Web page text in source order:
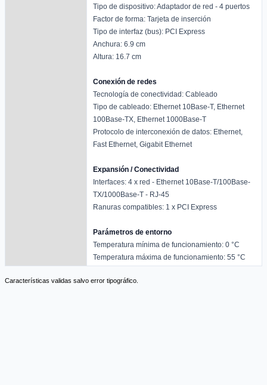
Tipo de dispositivo: Adaptador de red - 4 puertos
Factor de forma: Tarjeta de inserción
Tipo de interfaz (bus): PCI Express
Anchura: 6.9 cm
Altura: 16.7 cm
Conexión de redes
Tecnología de conectividad: Cableado
Tipo de cableado: Ethernet 10Base-T, Ethernet
100Base-TX, Ethernet 1000Base-T
Protocolo de interconexión de datos: Ethernet,
Fast Ethernet, Gigabit Ethernet
Expansión / Conectividad
Interfaces: 4 x red - Ethernet 10Base-T/100Base-
TX/1000Base-T - RJ-45
Ranuras compatibles: 1 x PCI Express
Parámetros de entorno
Temperatura mínima de funcionamiento: 0 °C
Temperatura máxima de funcionamiento: 55 °C
Características validas salvo error tipográfico.